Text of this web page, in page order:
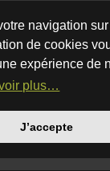
navigation
de cookies
expérience de
plus…
J’accepte
retrouver mes
peuvent être
» dans le panneau
lien « Rechercher les
profil ou soit en
la partie
sujets, utilisez la
les options qui